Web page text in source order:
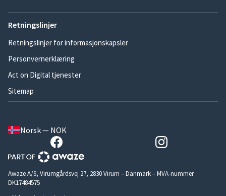
Retningslinjer
Retningslinjer for informasjonskapsler
Personvernerklæring
Act on Digital tjenester
Sitemap
Norsk — NOK
Awaze A/S, Virumgårdsvej 27, 2830 Virum – Danmark – MVA-nummer
DK17484575